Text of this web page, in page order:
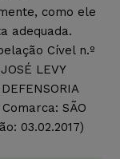
como ele
adequada.
Cível n.º
LEVY
Comarca: SÃO
03.02.2017)